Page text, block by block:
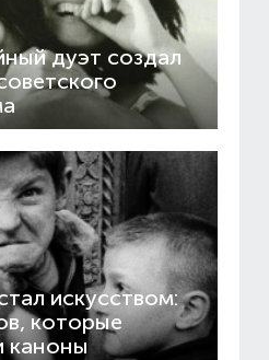
дуэт создал
искусством:
которые
каноны